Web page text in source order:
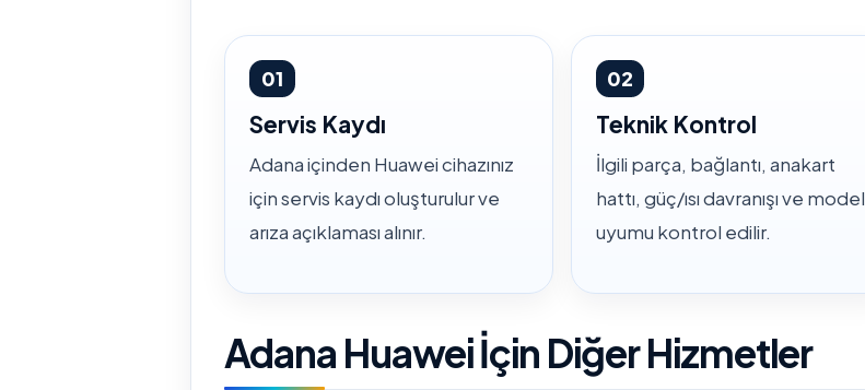
01
Servis Kaydı
Adana içinden Huawei cihazınız
için servis kaydı oluşturulur ve
arıza açıklaması alınır.
02
Teknik Kontrol
İlgili parça, bağlantı, anakart
hattı, güç/ısı davranışı ve model
uyumu kontrol edilir.
Adana Huawei İçin Diğer Hizmetler